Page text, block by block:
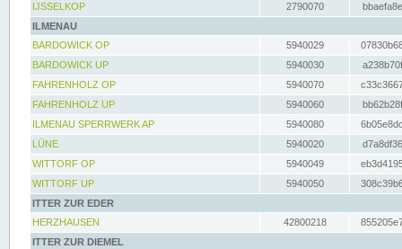
IJSSELKOP
2790070
ILMENAU
BARDOWICK OP
5940029
BARDOWICK UP
5940030
FAHRENHOLZ OP
5940070
FAHRENHOLZ UP
5940060
ILMENAU SPERRWERK AP
5940080
LÜNE
5940020
WITTORF OP
5940049
WITTORF UP
5940050
ITTER ZUR EDER
HERZHAUSEN
42800218
ITTER ZUR DIEMEL